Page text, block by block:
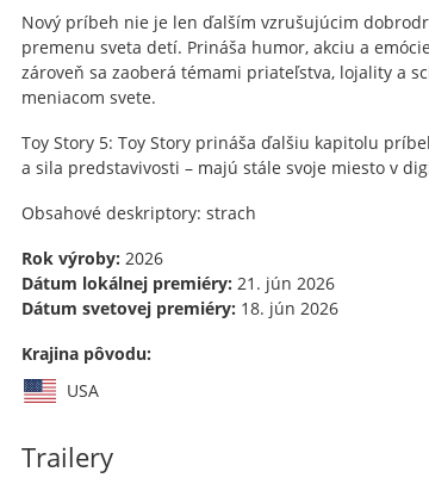
Nový príbeh nie je len ďalším vzrušujúcim
premenu sveta detí. Prináša humor, akciu a
zároveň sa zaoberá témami priateľstva, lojality a
meniacom svete.
Toy Story 5: Toy Story prináša ďalšiu kapitolu
a sila predstavivosti – majú stále svoje miesto v
Obsahové deskriptory: strach
Rok výroby: 2026
Dátum lokálnej premiéry: 21. jún 2026
Dátum svetovej premiéry: 18. jún 2026
Krajina pôvodu:
USA
Trailery